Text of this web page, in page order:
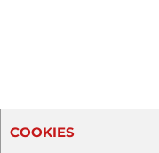
COOKIES